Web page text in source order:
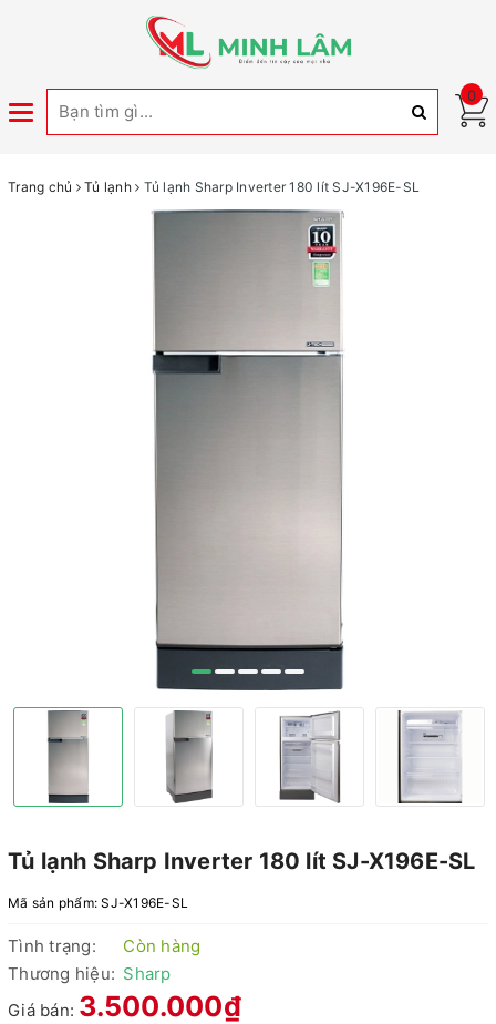
Toggle
0
Trang chủ Tủ lạnh Tủ lạnh Sharp Inverter 180 lít SJ-X196E-SL
Tủ lạnh Sharp Inverter 180 lít SJ-X196E-SL
Mã sản phẩm:SJ-X196E-SL
Tình trạng:
Còn hàng
Thương hiệu: Sharp
Giá bán: 3.500.000₫